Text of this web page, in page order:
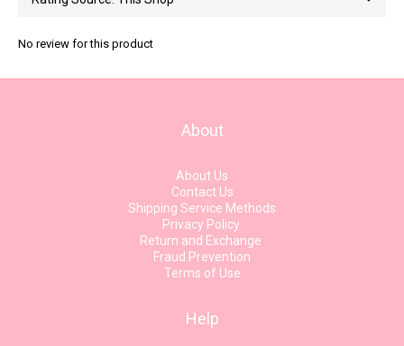
No review for this product
About
About Us
Contact Us
Shipping Service Methods
Privacy Policy
Return and Exchange
Fraud Prevention
Terms of Use
Help